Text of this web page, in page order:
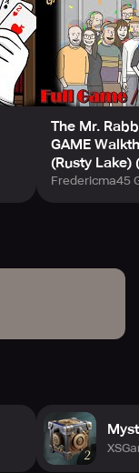
The Mr.
GAME
(Rusty Lake)
Fredericma45